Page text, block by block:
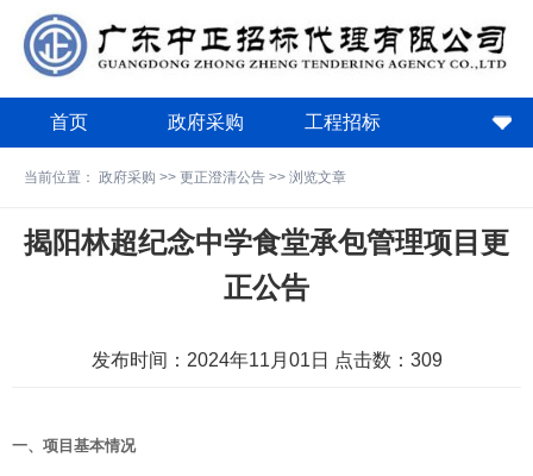
首页 政府采购 工程招标
政策法规 关于中正 下载中心
当前位置： 政府采购 >> 更正澄清公告 >> 浏览文章
揭阳林超纪念中学食堂承包管理项目更
正公告
发布时间：2024年11月01日 点击数： 309
一、项目基本情况